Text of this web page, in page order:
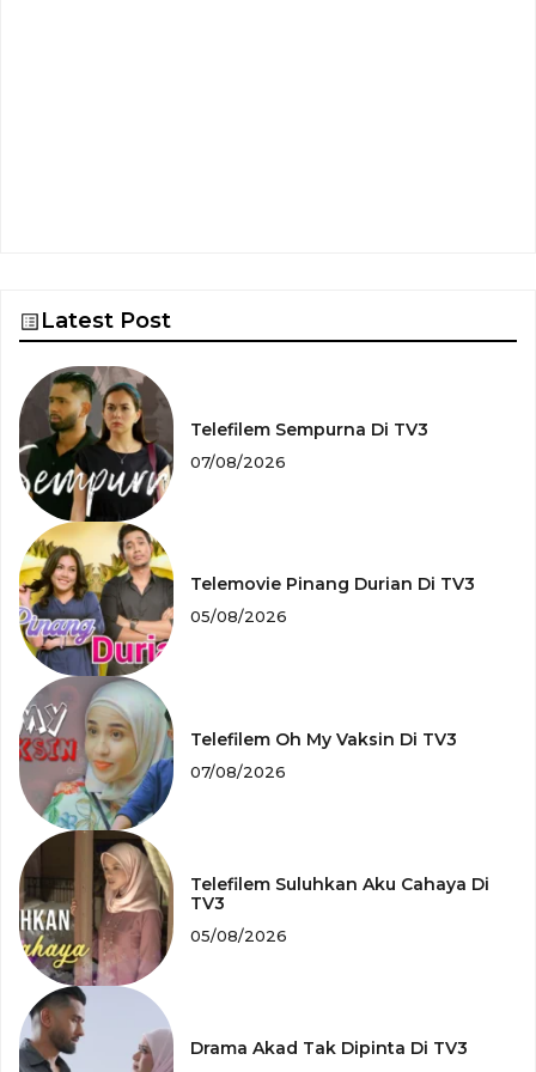
Latest Post
Telefilem Sempurna Di TV3
07/08/2026
Telemovie Pinang Durian Di TV3
05/08/2026
Telefilem Oh My Vaksin Di TV3
07/08/2026
Telefilem Suluhkan Aku Cahaya Di
TV3
05/08/2026
Drama Akad Tak Dipinta Di TV3